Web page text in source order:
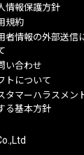
情報保護方針
規約
者情報の外部送信
い合わせ
トについて
タマーハラスメン
る基本方針